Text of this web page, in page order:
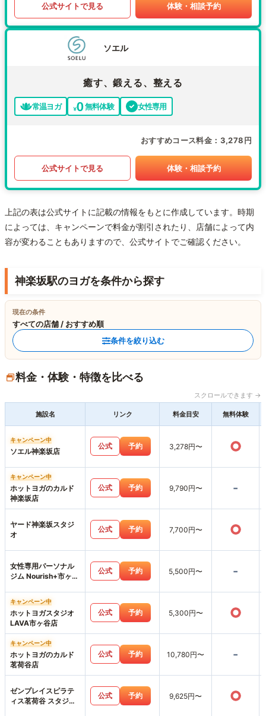
公式サイトで見る 体験・相談予約
ソエル
癒す、鍛える、整える
常温ヨガ 無料体験 女性専用
おすすめコース料金 3,278円
公式サイトで見る 体験・相談予約
上記の表は公式サイトに記載の情報をもとに作成しています。時期
によっては、キャンペーンで料金が割引されたり、店舗によって内
容が変わることもありますので、公式サイトでご確認ください。
神楽坂駅のヨガを条件から探す
現在の条件
すべての店舗 / おすすめ順
条件を絞り込む
料金・体験・特徴を比べる
スクロールできます →
施設名 リンク 料金目安 無料体験
キャンペーン中
ソエル神楽坂店
公式 予約 3,278円〜 ○
キャンペーン中
ホットヨガのカルド
神楽坂店
公式 予約 9,790円〜 -
ヤード神楽坂スタジ
オ
公式 予約 7,700円〜 ○
女性専用パーソナル
ジム Nourish+市ヶ谷
公式 予約 5,500円〜 -
キャンペーン中
ホットヨガスタジオ
LAVA市ヶ谷店
公式 予約 5,300円〜 ○
キャンペーン中
ホットヨガのカルド
茗荷谷店
公式 予約 10,780円〜 -
ゼンプレイスピラテ
ィス茗荷谷 スタジオ
公式 予約 9,625円〜 ○